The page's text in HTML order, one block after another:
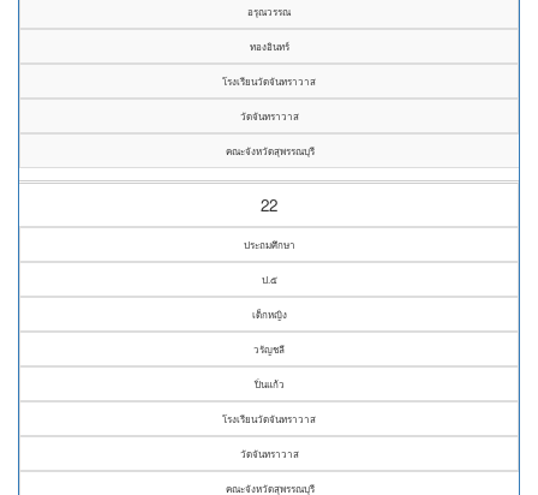
อรุณวรรณ
ทองอินทร์
โรงเรียนวัดจันทราวาส
วัดจันทราวาส
คณะจังหวัดสุพรรณบุรี
22
ประถมศึกษา
ป.๕
เด็กหญิง
วรัญชลี
ปิ่นแก้ว
โรงเรียนวัดจันทราวาส
วัดจันทราวาส
คณะจังหวัดสุพรรณบุรี